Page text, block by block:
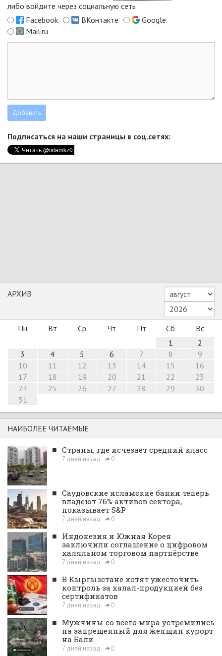
либо войдите через социальную сеть
Facebook
ВКонтакте
Google
Mail.ru
Подписаться на наши страницы в соц.сетях:
АРХИВ
Пн Вт Ср Чт Пт Сб
Вс
1
2
3
4 5 6 7 8
9
10
11 12 13 14 15
16
17
18 19 20 21 22
23
24
25 26 27 28 29
30
31
НАИБОЛЕЕ ЧИТАЕМЫЕ
■ Страны, где исчезает средний класс
7 дней назад 0
■ Саудовские исламские банки теперь
владеют 76% активов сектора,
показывает S&P
7 дней назад 0
■ Индонезия и Южная Корея
заключили соглашение о цифровом
халяльном торговом партнёрстве
7 дней назад 0
■ В Кыргызстане хотят ужесточить
контроль за халал-продукцией без
сертификатов
7 дней назад 0
■ Мужчины со всего мира устремились
на запрещенный для женщин курорт
на Бали
7 дней назад 0